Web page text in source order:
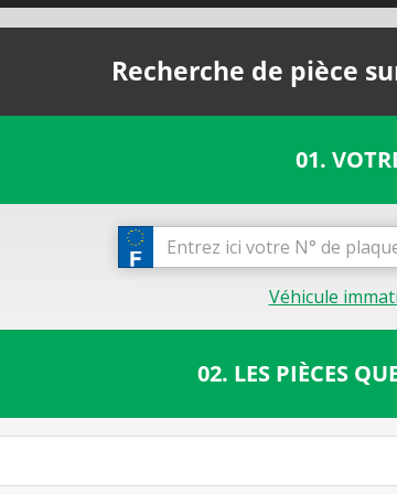
Recherche de pièce
01.
Véhicule
02. LES PIÈCES